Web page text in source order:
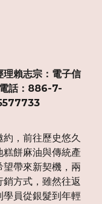
理賴志宗：電子信
話：886-7-
，前往歷史悠久
餅麻油與傳統產
帶來新契機，兩
方式，雖然往返
員從銀髮到年輕